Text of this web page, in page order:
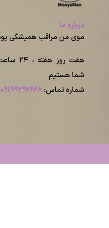
درباره ما
موی من مراقب همیشگی
هفت
شما هستیم
شماره تماس: 09199292668